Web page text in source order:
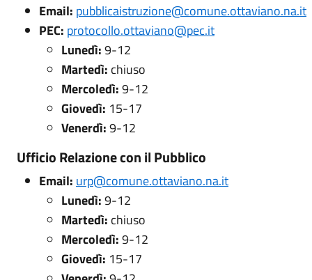
Email: pubblicaistruzione@comune.ottaviano.na.it
PEC: protocollo.ottaviano@pec.it
Lunedì:9-12
Martedì: chiuso
Mercoledì:9-12
Giovedì: 15-17
Venerdì:9-12
Ufficio Relazione con il Pubblico
Email: urp@comune.ottaviano.na.it
Lunedì:9-12
Martedì: chiuso
Mercoledì:9-12
Giovedì: 15-17